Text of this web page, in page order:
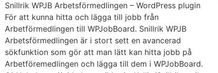
Snillrik WPJB Arbetsförmedlingen – WordPress plugin
För att kunna hitta och lägga till jobb från
Arbetförmedlingen till WPJobBoard. Snillrik WPJB
Arbetsförmedlingen är i stort sett en avancerad
sökfunktion som gör att man lätt kan hitta jobb på
Arbetföremedlingen och lägga till dem i WPJobBoard.